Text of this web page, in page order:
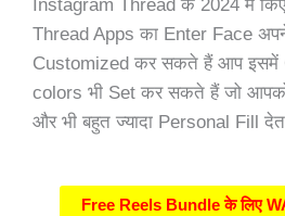
Instagram Thread के 2024 में
Thread Apps का Enter Face अपने
Customized कर सकते हैं आप इसमें
colors भी Set कर सकते हैं जो
और भी बहुत ज्यादा Personal Fill
Free Reels Bundle के लिए